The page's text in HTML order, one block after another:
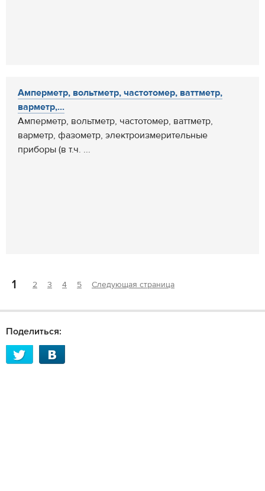
Амперметр, вольтметр, частотомер, ваттметр,
варметр,...
Амперметр, вольтметр, частотомер, ваттметр,
варметр, фазометр, электроизмерительные
приборы (в т.ч. ...
1 2 3 4 5 Следующая страница
Поделиться: